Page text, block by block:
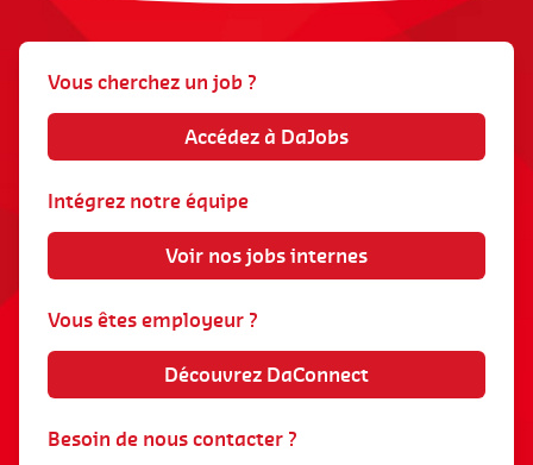
Vous cherchez un job ?
Accédez à DaJobs
Intégrez notre équipe
Voir nos jobs internes
Vous êtes employeur ?
Découvrez DaConnect
Besoin de nous contacter ?